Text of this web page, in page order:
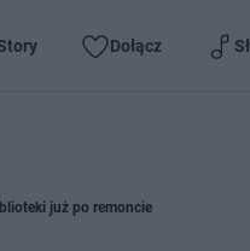
Dołącz
już po remoncie